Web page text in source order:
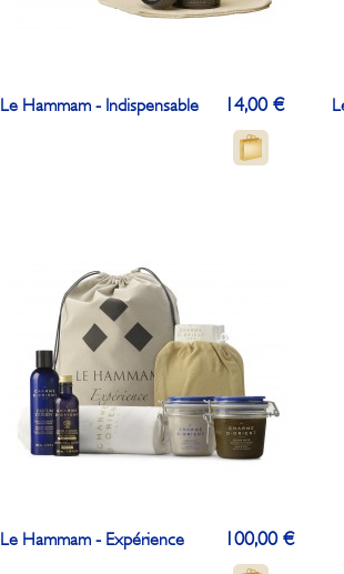
Le Hammam - Indispensable 14,00 €
Le Hammam - Expérience 100,00 €